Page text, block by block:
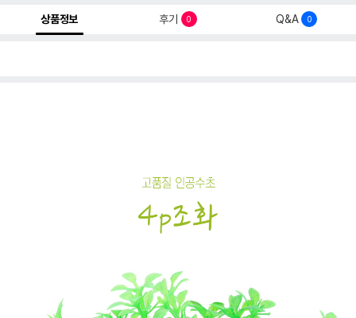
상품정보 후기 0 Q&A 0